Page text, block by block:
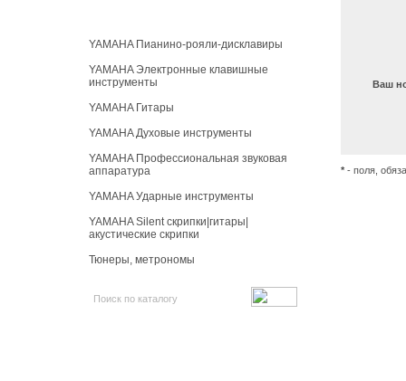
YAMAHA Пианино-рояли-дисклавиры
YAMAHA Электронные клавишные
инструменты
YAMAHA Гитары
YAMAHA Духовые инструменты
YAMAHA Профессиональная звуковая
аппаратура
YAMAHA Ударные инструменты
YAMAHA Silent скрипки|гитары|
акустические скрипки
Тюнеры, метрономы
Ваш
* - поля,